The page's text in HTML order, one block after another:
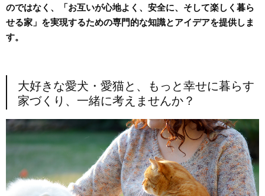
のではなく、「お互いが心地よく、安全に、そして楽しく暮ら
せる家」を実現するための専門的な知識とアイデアを提供しま
す。
大好きな愛犬・愛猫と、もっと幸せに暮らす
家づくり、一緒に考えませんか？